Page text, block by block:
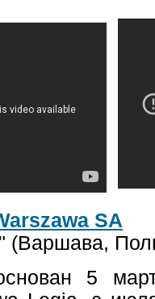
SA
" (Варшава,
5